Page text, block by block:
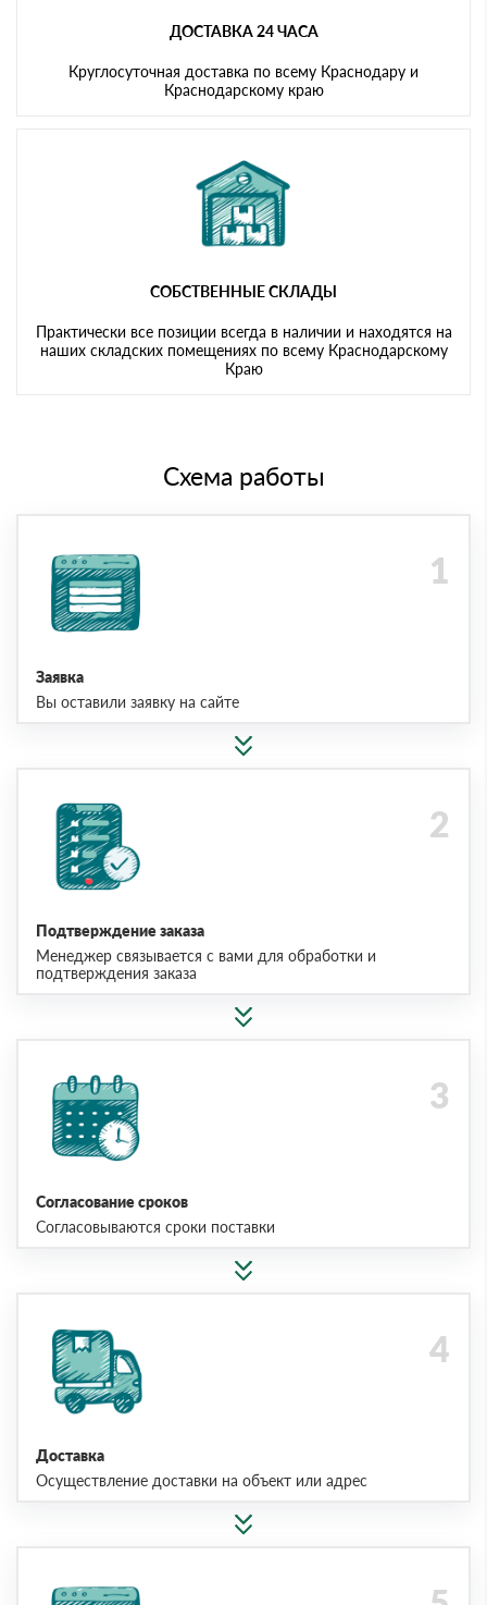
ДОСТАВКА 24 ЧАСА
Круглосуточная доставка по всему Краснодару и
Краснодарскому краю
СОБСТВЕННЫЕ СКЛАДЫ
Практически все позиции всегда в наличии и находятся на
наших складских помещениях по всему Краснодарскому
Краю
Схема работы
Заявка
Вы оставили заявку на сайте
Подтверждение заказа
Менеджер связывается с вами для обработки и
подтверждения заказа
Согласование сроков
Согласовываются сроки поставки
Доставка
Осуществление доставки на объект или адрес